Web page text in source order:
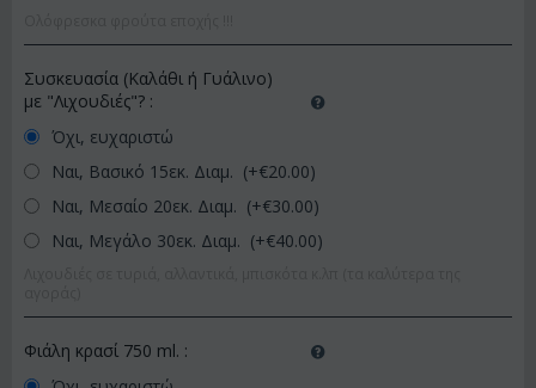
Συσκευασία (Καλάθι ή Γυάλινο)
με "Λιχουδιές"? :
Όχι, ευχαριστώ
Ναι, Βασικό 15εκ. Διαμ. (+€20.00)
Ναι, Μεσαίο 20εκ. Διαμ. (+€30.00)
Ναι, Μεγάλο 30εκ. Διαμ. (+€40.00)
Φιάλη κρασί 750 ml. :